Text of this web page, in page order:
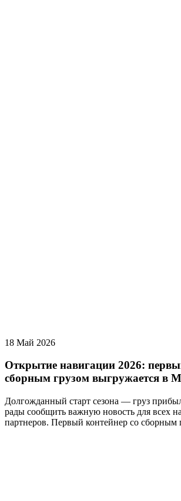
18 Май 2026
Открытие навигации 2026:
сборным грузом выгружается в
Долгожданный старт сезона — груз
рады сообщить важную новость для всех
партнеров. Первый контейнер со сборным